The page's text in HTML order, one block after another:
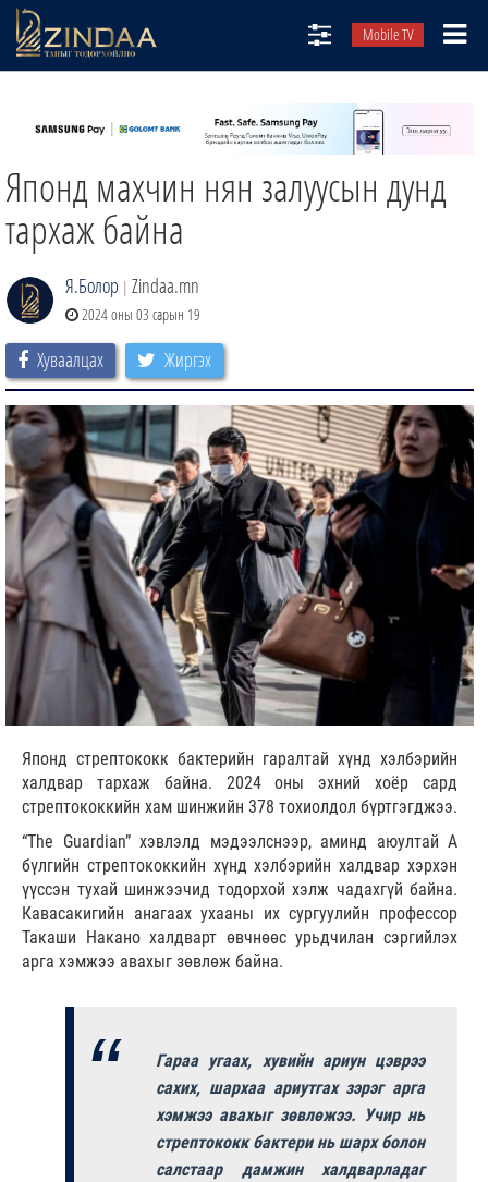
Mobile TV
ТВ8
ӨГЛӨӨНИЙ СОНИН
АУДИО ЗОХИОЛ
ЗИНДАА СЭТГҮҮЛ
Японд махчин нян залуусын дунд
тархаж байна
Я.Болор | Zindaa.mn
2024 оны 03 сарын 19
Хуваалцах Жиргэх
Японд стрептококк бактерийн гаралтай хүнд хэлбэрийн
халдвар тархаж байна. 2024 оны эхний хоёр сард
стрептококкийн хам шинжийн 378 тохиолдол бүртгэгджээ.
“The Guardian” хэвлэлд мэдээлснээр, аминд аюултай А
бүлгийн стрептококкийн хүнд хэлбэрийн халдвар хэрхэн
үүссэн тухай шинжээчид тодорхой хэлж чадахгүй байна.
Кавасакигийн анагаах ухааны их сургуулийн профессор
Такаши Накано халдварт өвчнөөс урьдчилан сэргийлэх
арга хэмжээ авахыг зөвлөж байна.
Гараа угаах, хувийн ариун цэврээ
сахих, шархаа ариутгах зэрэг арга
хэмжээ авахыг зөвлөжээ. Учир нь
стрептококк бактери нь шарх болон
салстаар дамжин халдварладаг